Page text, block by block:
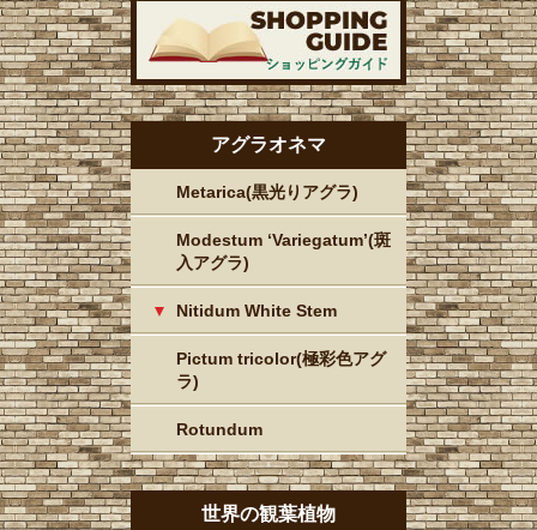
アグラオネマ
Metarica(黒光りアグラ)
Modestum ‘Variegatum’(斑
入アグラ)
Nitidum White Stem
Pictum tricolor(極彩色アグ
ラ)
Rotundum
世界の観葉植物